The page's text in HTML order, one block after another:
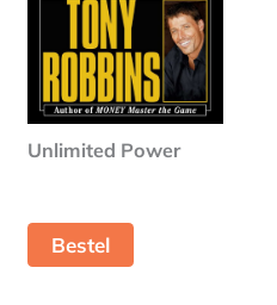
Unlimited Power
Bestel